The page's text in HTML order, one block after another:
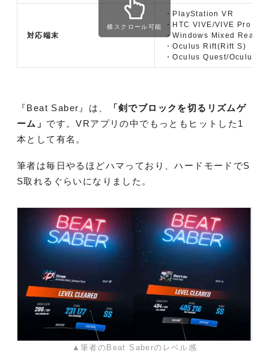
対応端末
・PlayStation VR
・HTC VIVE/VIVE Pro
・Windows Mixed Reality
・Oculus Rift(Rift S)
・Oculus Quest/Oculus
横スクロール可能
『Beat Saber』は、
「剣でブロックを切るリズムゲ
ーム」 です。VRアプリの中でもっともヒットした1
本として有名。
筆者は毎日やるほどハマっており、ハードモードでS
S取れるぐらいになりました。
▲筆者のBeat Saberのレベル感